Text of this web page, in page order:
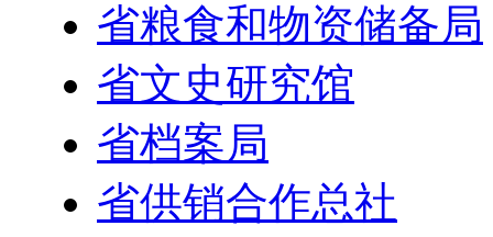
省粮食和物资储备局
省文史研究馆
省档案局
省供销合作总社